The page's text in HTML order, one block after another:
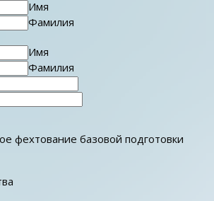
Имя
Фамилия
Имя
Фамилия
фехтование базовой подготовки